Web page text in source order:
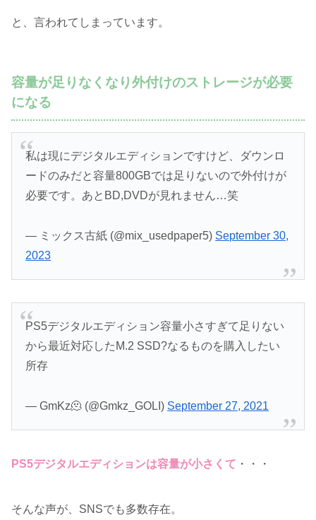
と、言われてしまっています。
容量が足りなくなり外付けのストレージが必要
になる
私は現にデジタルエディションですけど、ダウンロ
ードのみだと容量800GBでは足りないので外付けが
必要です。あとBD,DVDが見れません…笑
— ミックス古紙 (@mix_usedpaper5) September 30,
2023
PS5デジタルエディション容量小さすぎて足りない
から最近対応したM.2 SSD?なるものを購入したい
所存
— GmKz🫠 (@Gmkz_GOLI) September 27, 2021
PS5デジタルエディションは容量が小さくて ・・・
そんな声が、SNSでも多数存在。